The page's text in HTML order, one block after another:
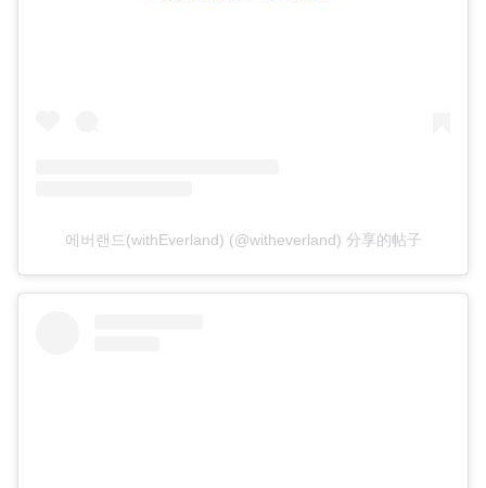
에버랜드(withEverland) (@witheverland) 分享的帖子